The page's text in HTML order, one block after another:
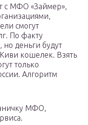
с МФО «Займер»,
смогут
По факту
но деньги будут
кошелек. Взять
только
Алгоритм
МФО,